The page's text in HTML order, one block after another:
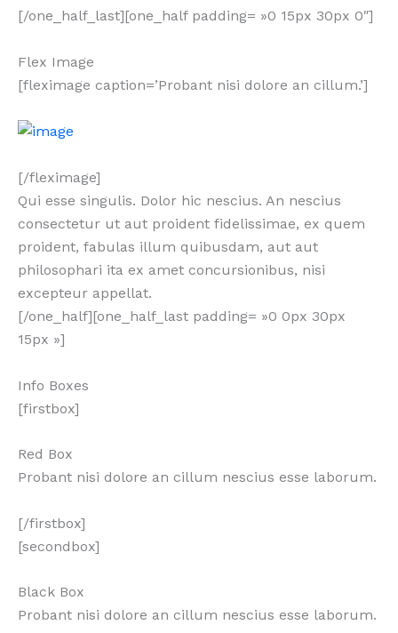
[/one_half_last][one_half padding= »0 15px 30px 0″]
Flex Image
[fleximage caption=’Probant nisi dolore an cillum.’]
[/fleximage]
Qui esse singulis. Dolor hic nescius. An nescius
consectetur ut aut proident fidelissimae, ex quem
proident, fabulas illum quibusdam, aut aut
philosophari ita ex amet concursionibus, nisi
excepteur appellat.
[/one_half][one_half_last padding= »0 0px 30px
15px »]
Info Boxes
[firstbox]
Red Box
Probant nisi dolore an cillum nescius esse laborum.
[/firstbox]
[secondbox]
Black Box
Probant nisi dolore an cillum nescius esse laborum.